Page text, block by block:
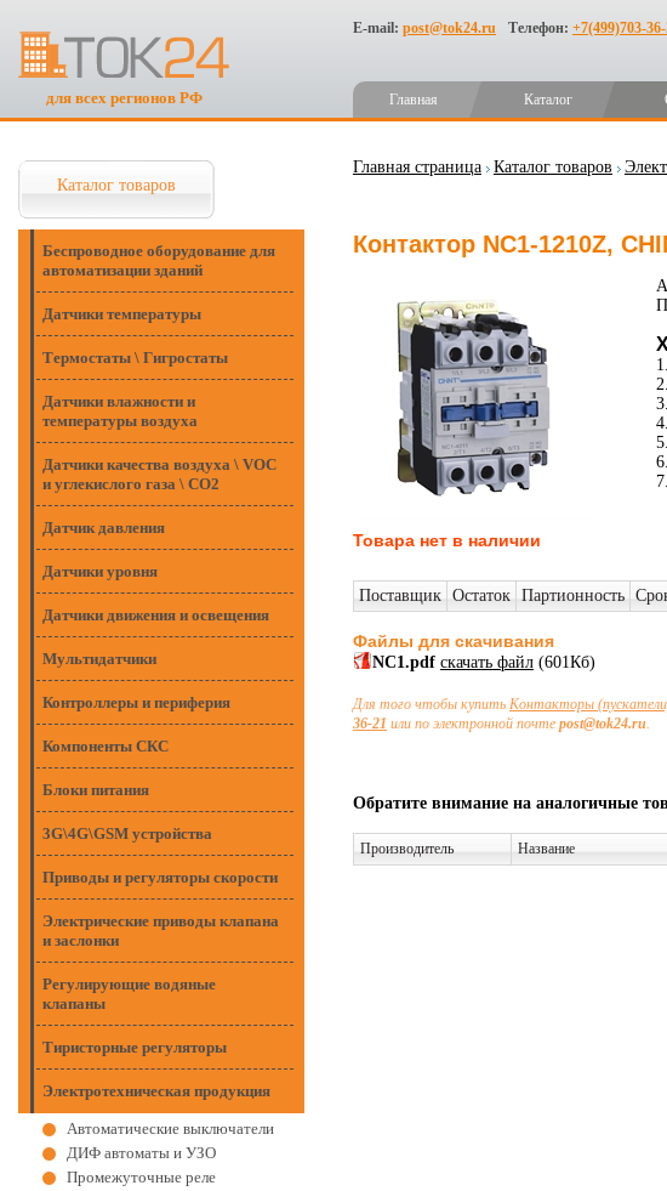
для всех регионов РФ
E-mail: post@tok24.ru Телефон: +7(499)703-
Главная Каталог
Каталог товаров
Беспроводное оборудование для
автоматизации зданий
Датчики температуры
Термостаты \ Гигростаты
Датчики влажности и
температуры воздуха
Датчики качества воздуха \ VOC
и углекислого газа \ CO2
Датчик давления
Датчики уровня
Датчики движения и освещения
Мультидатчики
Контроллеры и периферия
Компоненты СКС
Блоки питания
3G\4G\GSM устройства
Приводы и регуляторы скорости
Электрические приводы клапана
и заслонки
Регулирующие водяные
клапаны
Тиристорные регуляторы
Электротехническая продукция
Автоматические выключатели
ДИФ автоматы и УЗО
Промежуточные реле
Главная страница Каталог товаров
Контактор NC1-1210Z,
Товара нет в наличии
Поставщик Остаток Партионность
Файлы для скачивания
NC1.pdf скачать файл(601Кб)
Для того чтобы купить Контакторы
36-21 или по электронной почте post@tok24.ru.
Обратите внимание на аналогичные
Производитель Название